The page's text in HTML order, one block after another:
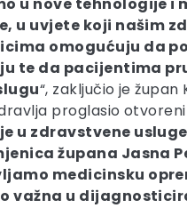
u uvjete koji našim
omogućuju da
te da pacijentima
“, zaključio je župan
proglasio
u zdravstvene
župana Jasna
medicinsku
važna u